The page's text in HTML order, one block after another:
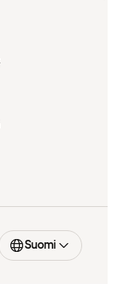
Suomi